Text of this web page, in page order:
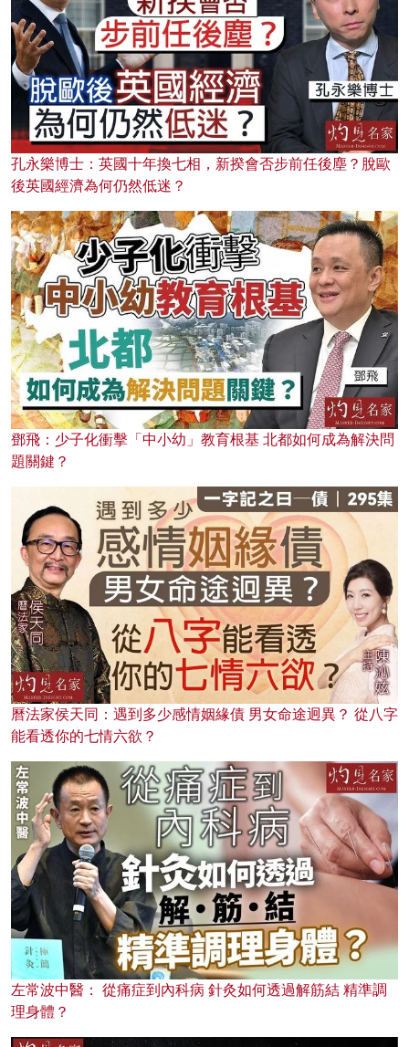
孔永樂博士：英國十年換七相，新揆會否步前任後塵？脫歐
後英國經濟為何仍然低迷？
鄧飛：少子化衝擊「中小幼」教育根基 北都如何成為解決問
題關鍵？
曆法家侯天同：遇到多少感情姻緣債 男女命途迥異？ 從八字
能看透你的七情六欲？
左常波中醫： 從痛症到內科病 針灸如何透過解筋結 精準調
理身體？